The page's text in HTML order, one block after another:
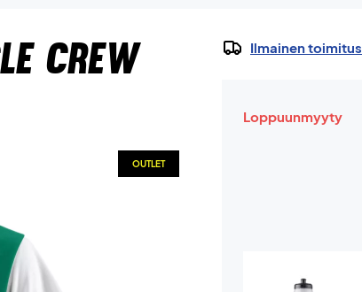
Crew
OUTLET
Ilmainen toimitus
Loppuunmyyty